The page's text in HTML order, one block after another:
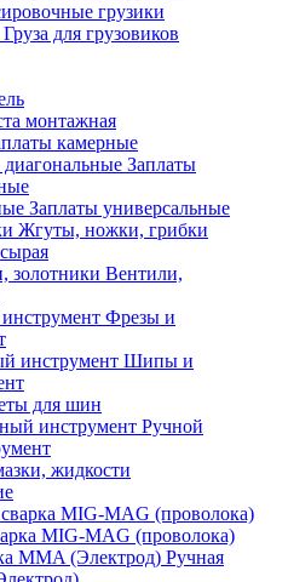
грузики
Груза для грузовиков
монтажная
камерные
Заплаты
Заплаты универсальные
Жгуты, ножки, грибки
Вентили,
Фрезы и
Шипы и
для шин
Ручной
жидкости
MIG-MAG (проволока)
Ручная